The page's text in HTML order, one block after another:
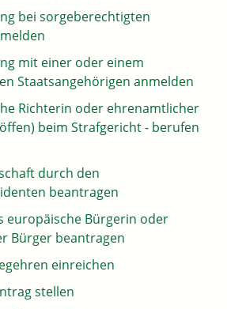
bei sorgeberechtigten
mit einer oder einem
Staatsangehörigen anmelden
Richterin oder ehrenamtlicher
beim Strafgericht - berufen
durch den
beantragen
europäische Bürgerin oder
Bürger beantragen
einreichen
stellen